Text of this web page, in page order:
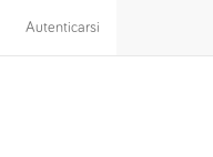
Autenticarsi